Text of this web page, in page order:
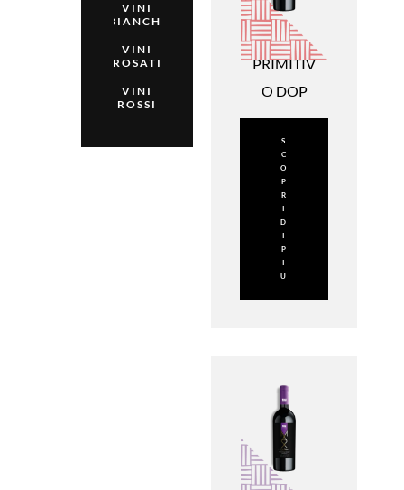
VINI
BIANCHI
VINI
ROSATI
VINI
ROSSI
PRIMITIV
O DOP
S
C
O
P
R
I
D
I
P
I
Ù